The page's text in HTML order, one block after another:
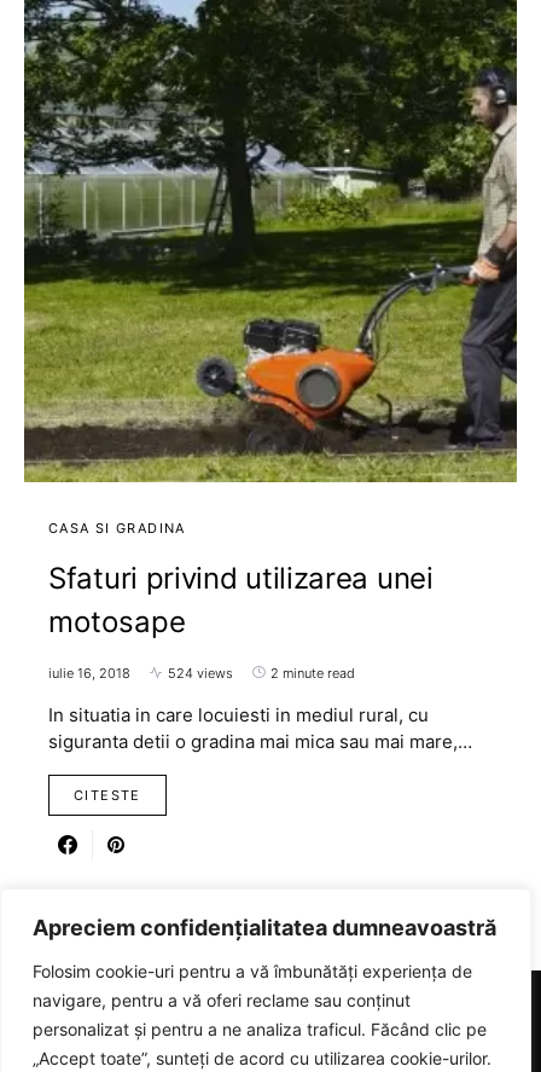
Apreciem confidențialitatea dumneavoastră
Folosim cookie-uri pentru a vă îmbunătăți experiența de
navigare, pentru a vă oferi reclame sau conținut
personalizat și pentru a ne analiza traficul. Făcând clic pe
„Accept toate”, sunteți de acord cu utilizarea cookie-urilor.
CASA SI GRADINA
Sfaturi privind utilizarea unei
motosape
iulie 16, 2018 524 views 2 minute read
In situatia in care locuiesti in mediul rural, cu
siguranta detii o gradina mai mica sau mai mare,…
CITESTE
RICARTER